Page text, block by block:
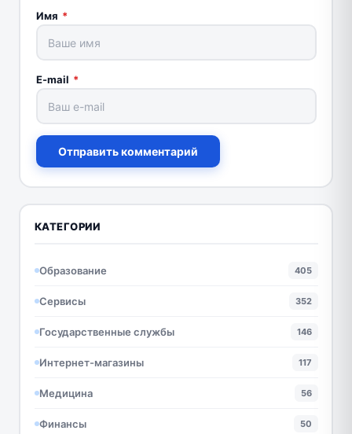
Имя *
E-mail *
Отправить комментарий
КАТЕГОРИИ
Образование 405
Сервисы 352
Государственные службы 146
Интернет-магазины 117
Медицина 56
Финансы 50